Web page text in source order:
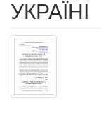
УКРАЇНІ